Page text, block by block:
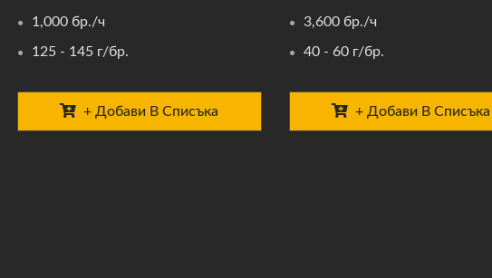
1,000 бр./ч
125 - 145 г/бр.
+ Добави В Списъка
3,600 бр./ч
40 - 60 г/бр.
+ Добави В Списъка